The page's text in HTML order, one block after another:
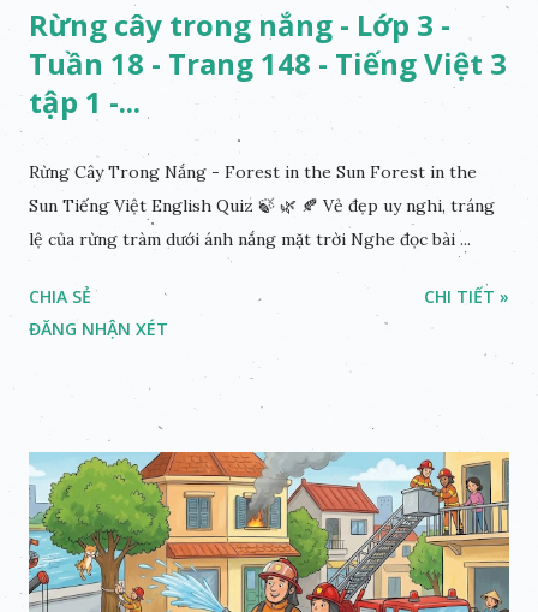
Rừng cây trong nắng - Lớp 3 -
Tuần 18 - Trang 148 - Tiếng Việt 3
tập 1 -...
Rừng Cây Trong Nắng - Forest in the Sun Forest in the
Sun Tiếng Việt English Quiz 🍃 🌿 🍂 Vẻ đẹp uy nghi, tráng
lệ của rừng tràm dưới ánh nắng mặt trời Nghe đọc bài ...
CHIA SẺ
ĐĂNG NHẬN XÉT
CHI TIẾT »